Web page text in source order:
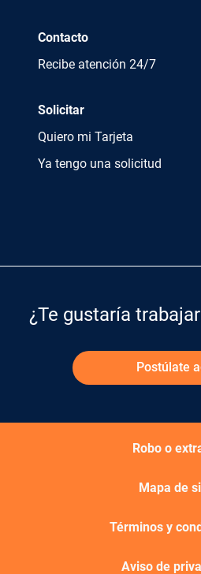
Contacto
Recibe atención 24/7
Solicitar
Quiero mi Tarjeta
Ya tengo una solicitud
¿Te gustaría
Postúlate
Robo o
Mapa de
Términos y
Aviso de